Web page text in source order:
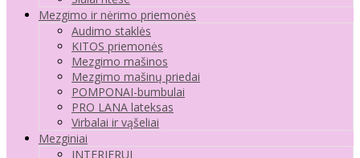
Mezgimo ir nėrimo priemonės
Audimo staklės
KITOS priemonės
Mezgimo mašinos
Mezgimo mašinų priedai
POMPONAI-bumbulai
PRO LANA lateksas
Virbalai ir vąšeliai
Mezginiai
INTERJERUI